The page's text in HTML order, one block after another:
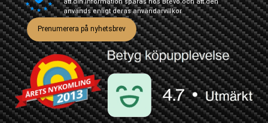
används enligt derasanvändarvillkor
Prenumerera på nyhetsbrev